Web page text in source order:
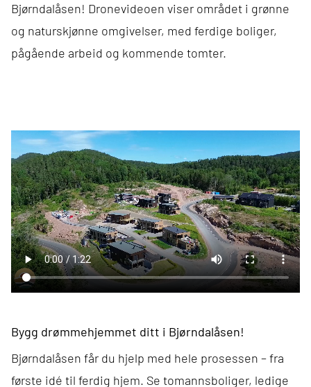
Bjørndalåsen! Dronevideoen viser området i grønne
og naturskjønne omgivelser, med ferdige boliger,
pågående arbeid og kommende tomter.
Bygg drømmehjemmet ditt i Bjørndalåsen!
Bjørndalåsen får du hjelp med hele prosessen – fra
første idé til ferdig hjem. Se tomannsboliger, ledige